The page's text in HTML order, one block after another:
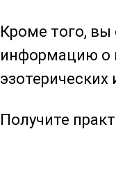
Кроме того, вы
информацию о
эзотерических
Получите